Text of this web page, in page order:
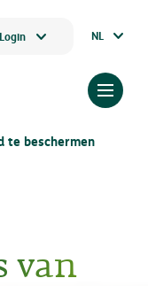
Login NL
van
te beschermen